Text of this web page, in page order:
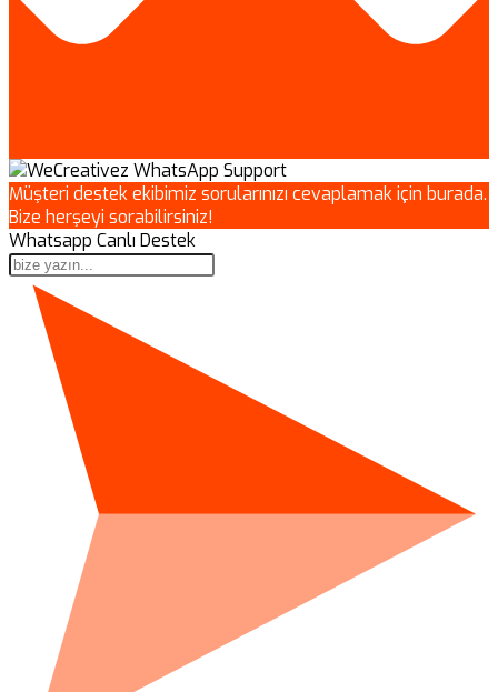
Müşteri destek ekibimiz sorularınızı cevaplamak için burada.
Bize herşeyi sorabilirsiniz!
Whatsapp Canlı Destek